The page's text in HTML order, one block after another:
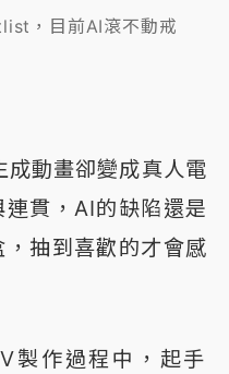
，目前AI滾不動戒
成動畫卻變成真人電
貫，AI的缺陷還是
抽到喜歡的才會感
製作過程中，起手